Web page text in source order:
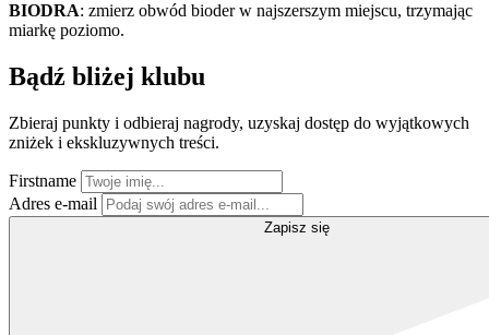
BIODRA: zmierz obwód bioder w najszerszym miejscu, trzymając
miarkę poziomo.
Bądź bliżej klubu
Zbieraj punkty i odbieraj nagrody, uzyskaj dostęp do wyjątkowych
zniżek i ekskluzywnych treści.
Firstname
Adres e-mail
Zapisz się